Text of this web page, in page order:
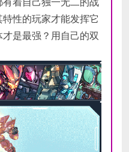
性的玩家才能发挥它
是最强？用自己的双